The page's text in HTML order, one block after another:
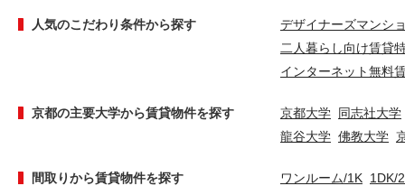
人気のこだわり条件から探す
デザイナーズマンシ
二人暮らし向け賃貸
インターネット無料
京都の主要大学から賃貸物件を探す 京都大学 同志社大学
龍谷大学 佛教大学
間取りから賃貸物件を探す ワンルーム/1K 1DK/